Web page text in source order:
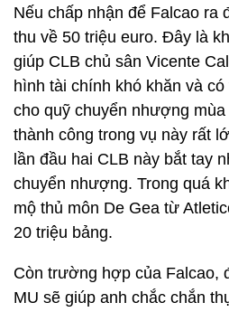
Nếu chấp nhận để Falcao ra
thu về 50 triệu euro. Đây là
giúp CLB chủ sân Vicente
hình tài chính khó khăn và
cho quỹ chuyển nhượng
thành công trong vụ này rất
lần đầu hai CLB này bắt tay
chuyển nhượng. Trong quá
mộ thủ môn De Gea từ
20 triệu bảng.
Còn trường hợp của Falcao,
MU sẽ giúp anh chắc chắn